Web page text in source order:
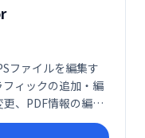
ファイルを編集す
ィックの追加・編
、PDF情報の編集
高度な編集機能で、